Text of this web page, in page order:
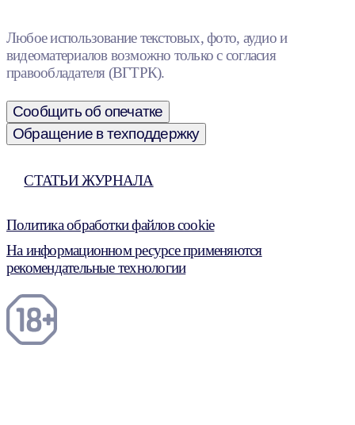
Любое использование текстовых, фото, аудио и
видеоматериалов возможно только с согласия
правообладателя (ВГТРК).
Сообщить об опечатке
Обращение в техподдержку
СТАТЬИ ЖУРНАЛА
Политика обработки файлов cookie
На информационном ресурсе применяются
рекомендательные технологии